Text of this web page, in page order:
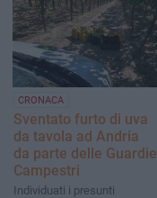
CRONACA
Sventato furto di uva
da tavola ad Andria
da parte delle Guardie
Campestri
Individuati i presunti